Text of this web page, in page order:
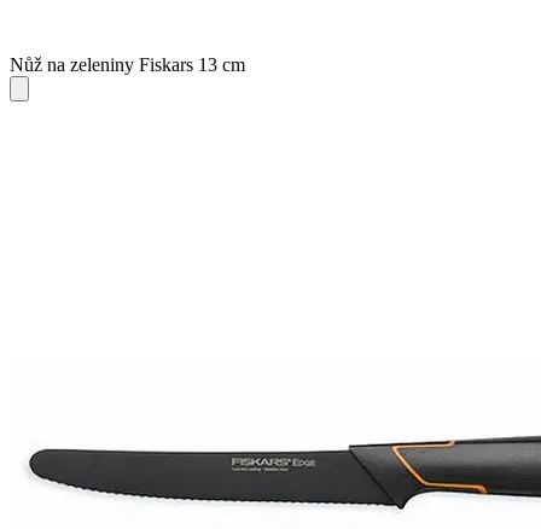
Nůž na zeleniny Fiskars 13 cm